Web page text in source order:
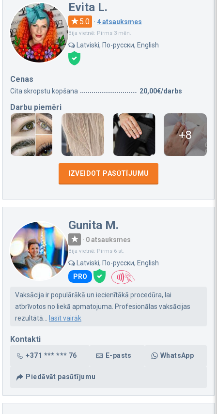
Evita L.
5.0 · 4 atsauksmes
Bija vietnē: Pirms 3 mēn.
Latviski, По-русски, English
Cenas
Cita skropstu kopšana 20,00€/darbs
Darbu piemēri
+8
IZVEIDOT PASŪTĪJUMU
Gunita M.
· 0 atsauksmes
Bija vietnē: Pirms 6 st.
Latviski, По-русски, English
PRO
Vaksācija ir populārākā un iecienītākā procedūra, lai
atbrīvotos no liekā apmatojuma. Profesionālas vaksācijas
rezultātā...
lasīt vairāk
Kontakti
+371 *** *** 76 E-pasts WhatsApp
Piedāvāt pasūtījumu